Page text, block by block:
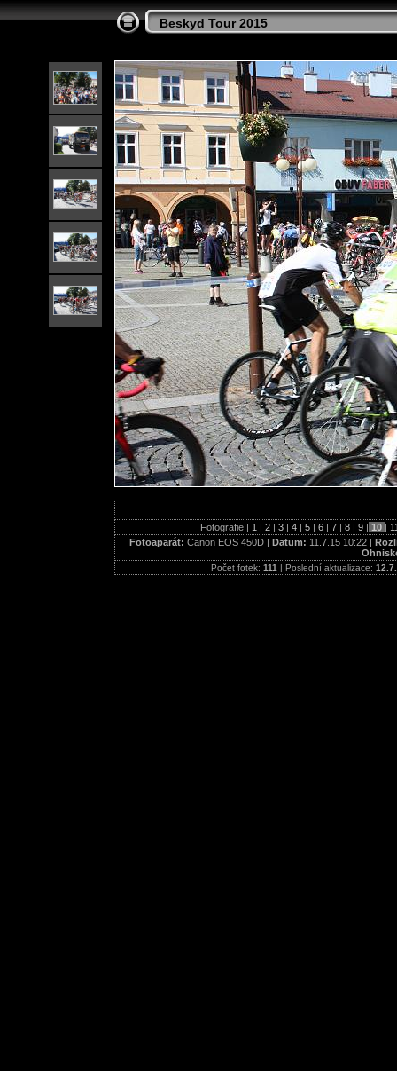
Beskyd Tour 2015
Fotografie | 1 | 2 | 3 | 4 | 5 | 6 | 7 | 8 | 9 | 10 |
Fotoaparát: Canon EOS 450D | Datum: 11.7.15 10:22 |
Počet fotek: 111 | Poslední aktualizace: